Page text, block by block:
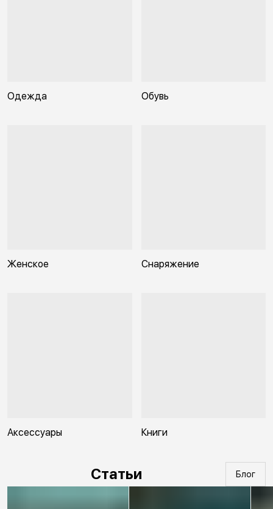
Одежда Обувь
Женское Снаряжение
Аксессуары Книги
Статьи Блог